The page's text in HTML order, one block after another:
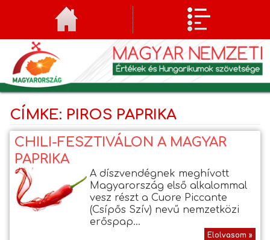
CÍMKE: PIROS PAPRIKA
CHILI-FESZTIVÁLON A MAGYAR
PAPRIKA
A díszvendégnek meghívott
Magyarország első alkalommal
vesz részt a Cuore Piccante
(Csípős Szív) nevű nemzetközi
erőspap...
Elolvasom »